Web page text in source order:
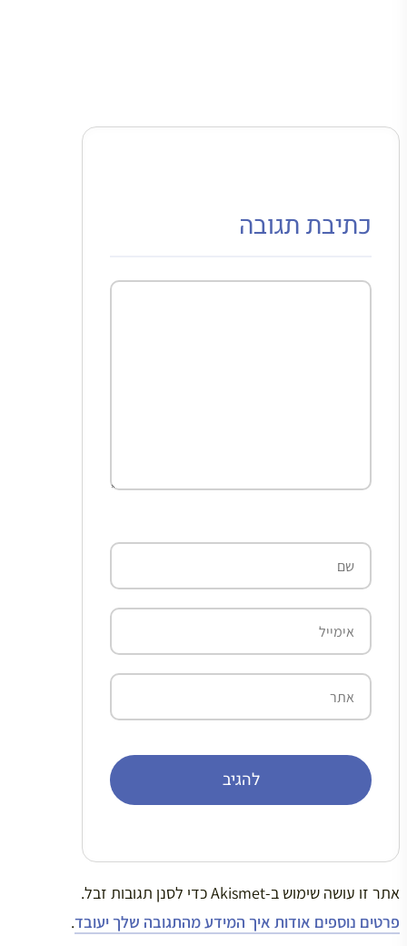
כתיבת תגובה
תגובה
שם
אימייל
אתר
אתר זו עושה שימוש ב-Akismet כדי לסנן תגובות זבל.
פרטים נוספים אודות איך המידע מהתגובה שלך יעובד.